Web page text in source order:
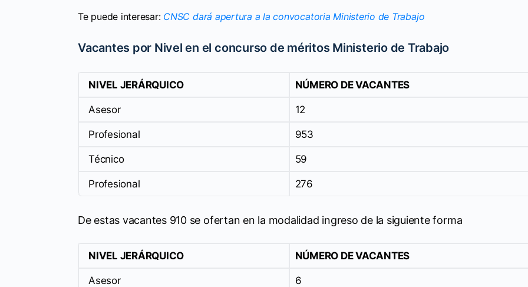
Te puede interesar: CNSC dará apertura a la convocatoria Ministerio de Trabajo
Vacantes por Nivel en el concurso de méritos Ministerio de Trabajo
NIVEL JERÁRQUICO NÚMERO DE VACANTES
Asesor 12
Profesional 953
Técnico 59
Profesional 276
De estas vacantes 910 se ofertan en la modalidad ingreso de la siguiente forma
NIVEL JERÁRQUICO NÚMERO DE VACANTES
Asesor 6